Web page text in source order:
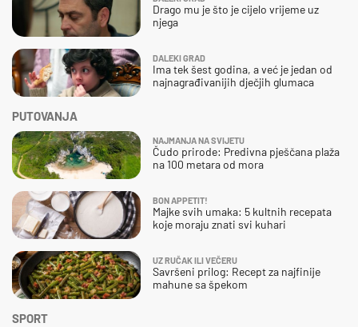
SPORT
Drago mu je što je cijelo vrijeme uz
njega
DALEKI GRAD
Ima tek šest godina, a već je jedan od
najnagrađivanijih dječjih glumaca
PUTOVANJA
NAJMANJA NA SVIJETU
Čudo prirode: Predivna pješčana plaža
na 100 metara od mora
BON APPETIT!
Majke svih umaka: 5 kultnih recepata
koje moraju znati svi kuhari
UZ RUČAK ILI VEČERU
Savršeni prilog: Recept za najfinije
mahune sa špekom